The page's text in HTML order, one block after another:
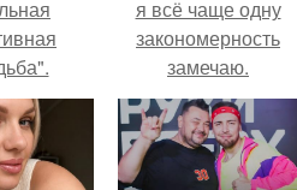
я всё чаще одну
закономерность
замечаю.